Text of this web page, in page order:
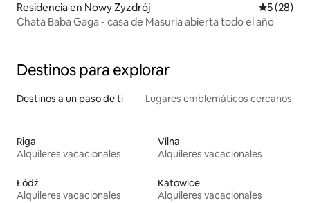
Residencia en Nowy Zyzdrój
5 (28)
Chata Baba Gaga - casa de Masuria abierta todo el año
Destinos para explorar
Destinos a un paso de ti Lugares emblemáticos cercanos
Riga
Alquileres vacacionales
Vilna
Alquileres vacacionales
Łódź
Alquileres vacacionales
Katowice
Alquileres vacacionales